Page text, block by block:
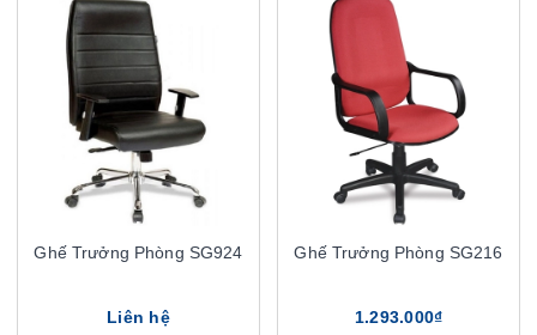
Ghế Trưởng Phòng SG924
Liên hệ
Ghế Trưởng Phòng SG216
1.293.000₫